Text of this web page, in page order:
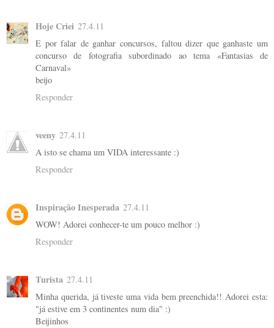
Hoje Criei 27.4.11
E por falar de ganhar concursos, faltou dizer que ganhaste um
concurso de fotografia subordinado ao tema «Fantasias de
Carnaval»
beijo
Responder
veeny 27.4.11
A isto se chama um VIDA interessante :)
Responder
Inspiração Inesperada 27.4.11
WOW! Adorei conhecer-te um pouco melhor :)
Responder
Turista 27.4.11
Minha querida, já tiveste uma vida bem preenchida!! Adorei esta:
"já estive em 3 continentes num dia" :)
Beijinhos